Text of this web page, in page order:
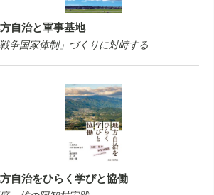
自治と軍事基地
戦争国家体制」づくりに対峙する
自治をひらく学びと協働